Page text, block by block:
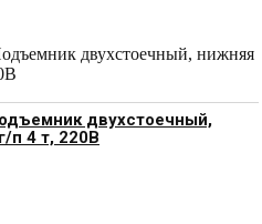
двухстоечный,
п 4 т, 220В